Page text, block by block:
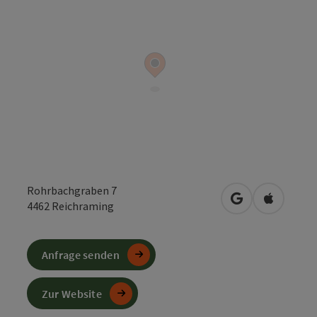
Rohrbachgraben 7
4462 Reichraming in Googlein Apple
Anfrage senden
Zur Website